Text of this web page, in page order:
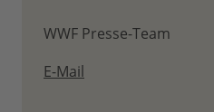
WWF Presse-Team
E-Mail